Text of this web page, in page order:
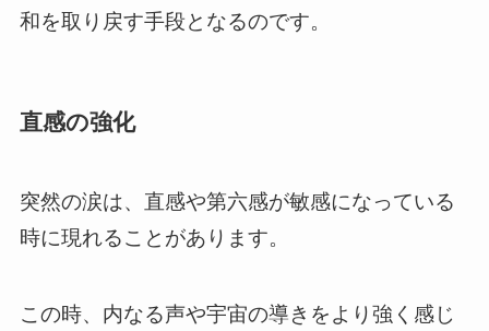
和を取り戻す手段となるのです。
直感の強化
突然の涙は、直感や第六感が敏感になっている
時に現れることがあります。
この時、内なる声や宇宙の導きをより強く感じ